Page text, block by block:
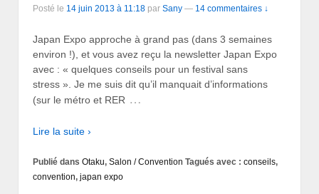
Posté le 14 juin 2013 à 11:18 par Sany — 14 commentaires ↓
Japan Expo approche à grand pas (dans 3 semaines
environ !), et vous avez reçu la newsletter Japan Expo
avec : « quelques conseils pour un festival sans
stress ». Je me suis dit qu’il manquait d’informations
(sur le métro et RER …
Lire la suite ›
Publié dans Otaku, Salon / Convention Tagués avec : conseils,
convention, japan expo